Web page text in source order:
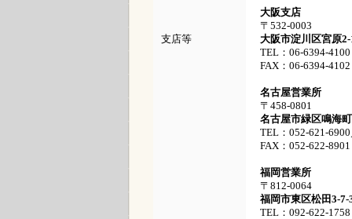
支店等
大阪支店
〒532-0003
大阪市淀川区宮原
TEL：06-6394-4100
FAX：06-6394-4102
名古屋営業所
〒458-0801
名古屋市緑区鳴海
TEL：052-621-
FAX：052-622-8901
福岡営業所
〒812-0064
福岡市東区松田3-7-
TEL：092-622-1758